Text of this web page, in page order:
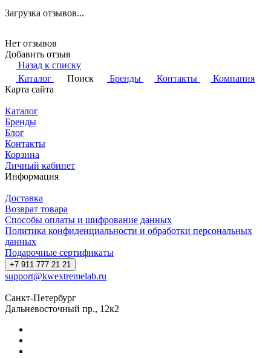
Загрузка отзывов...
Нет отзывов
Добавить отзыв
Назад к списку
Каталог
Поиск Бренды Контакты
Компания
Карта сайта
Каталог
Бренды
Блог
Контакты
Корзина
Личный кабинет
Информация
Доставка
Возврат товара
Способы оплаты и шифрование данных
Политика конфиденциальности и обработки персональных
данных
Подарочные сертификаты
+7 911 777 21 21
support@kwextremelab.ru
Санкт-Петербург
Дальневосточный пр., 12к2